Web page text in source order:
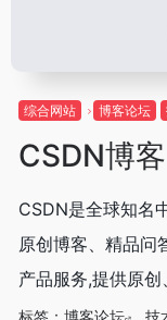
综合网站 博客论坛
CSDN博客
CSDN是全球知名
原创博客、精品问
产品服务,提供原
标签： 博客论坛 技